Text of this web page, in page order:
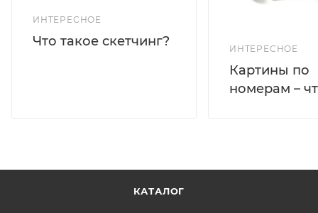
ИНТЕРЕСНОЕ
Что такое скетчинг?
ИНТЕРЕСНОЕ
Картины по
номерам –
КАТАЛОГ